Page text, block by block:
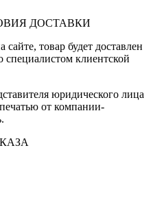
ДОСТАВКИ
товар будет доставлен
специалистом клиентской
юридического лица
от компании-